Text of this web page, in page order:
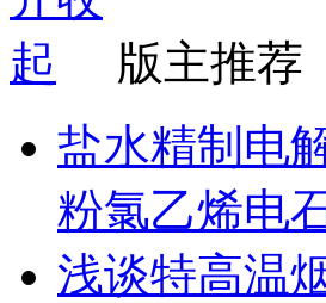
版主推荐
盐水精制电
粉氯乙烯电
浅谈特高温